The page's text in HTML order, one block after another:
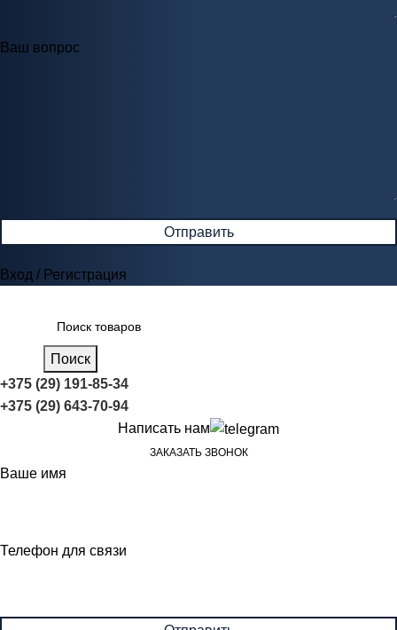
Ваш вопрос
Вход / Регистрация
Поиск
+375 (29) 191-85-34
+375 (29) 643-70-94
Написать нам
ЗАКАЗАТЬ ЗВОНОК
Ваше имя
Телефон для связи